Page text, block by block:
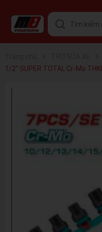
1/2" SUPER TOTAL Cr-Mo